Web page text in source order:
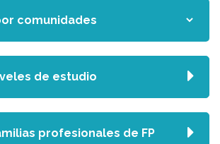
de estudio
profesionales de FP